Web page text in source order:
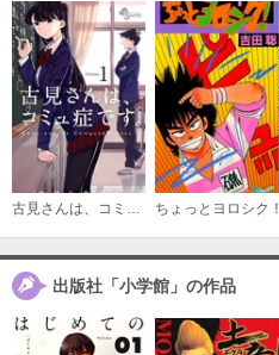
ちょっとヨロシク！
出版社「小学館」の作品